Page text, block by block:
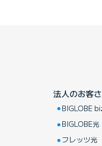
法人のお客
BIGLOBE
BIGLOBE光
フレッツ光